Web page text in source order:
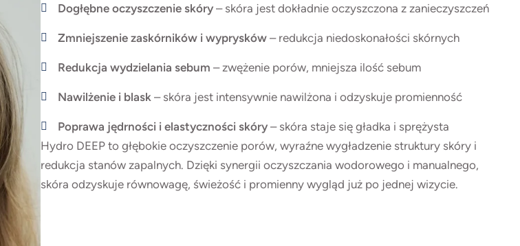
Dogłębne oczyszczenie skóry– skóra jest dokładnie oczyszczona z zanieczyszczeń
Zmniejszenie zaskórników i wyprysków – redukcja niedoskonałości skórnych
Redukcja wydzielania sebum – zwężenie porów, mniejsza ilość sebum
Nawilżenie i blask – skóra jest intensywnie nawilżona i odzyskuje promienność
Poprawa jędrności i elastyczności skóry – skóra staje się gładka i sprężysta
Hydro DEEP to głębokie oczyszczenie porów, wyraźne wygładzenie struktury skóry i
redukcja stanów zapalnych. Dzięki synergii oczyszczania wodorowego i manualnego,
skóra odzyskuje równowagę, świeżość i promienny wygląd już po jednej wizycie.